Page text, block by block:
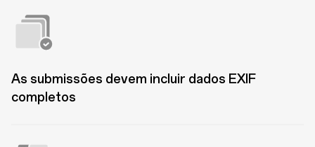
As submissões devem incluir dados EXIF
completos